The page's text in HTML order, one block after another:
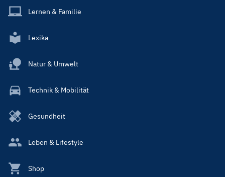
Lernen & Familie
Lexika
Natur & Umwelt
Technik & Mobilität
Gesundheit
Leben & Lifestyle
Shop